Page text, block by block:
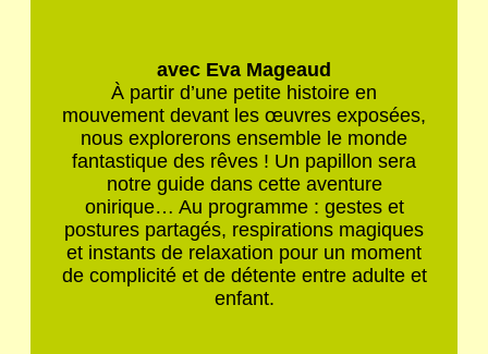
avec Eva Mageaud
À partir d’une petite histoire en
mouvement devant les œuvres exposées,
nous explorerons ensemble le monde
fantastique des rêves ! Un papillon sera
notre guide dans cette aventure
onirique… Au programme : gestes et
postures partagés, respirations magiques
et instants de relaxation pour un moment
de complicité et de détente entre adulte et
enfant.